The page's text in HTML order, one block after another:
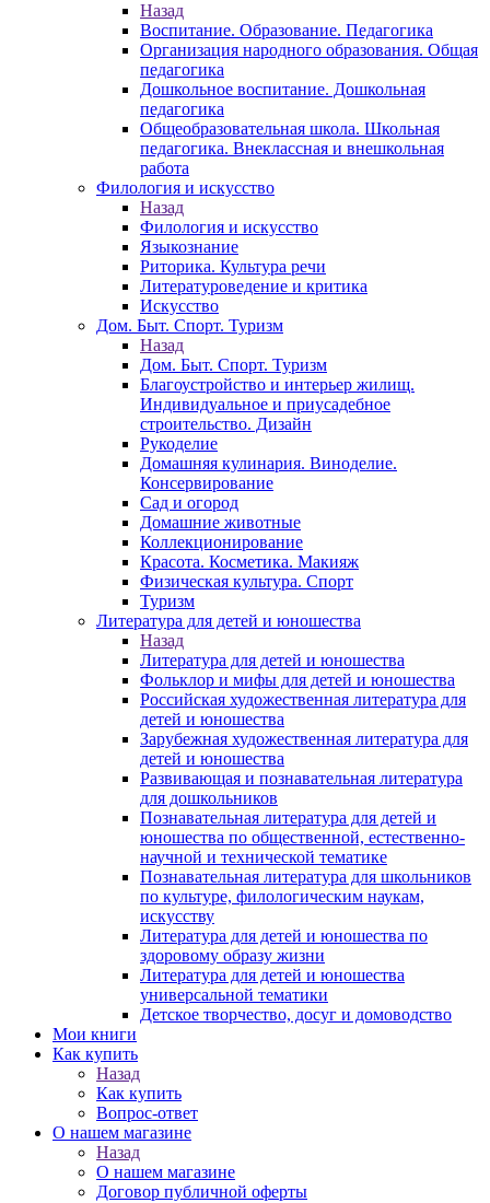
Назад
Воспитание. Образование. Педагогика
Организация народного образования. Общая
педагогика
Дошкольное воспитание. Дошкольная
педагогика
Общеобразовательная школа. Школьная
педагогика. Внеклассная и внешкольная
работа
Филология и искусство
Назад
Филология и искусство
Языкознание
Риторика. Культура речи
Литературоведение и критика
Искусство
Дом. Быт. Спорт. Туризм
Назад
Дом. Быт. Спорт. Туризм
Благоустройство и интерьер жилищ.
Индивидуальное и приусадебное
строительство. Дизайн
Рукоделие
Домашняя кулинария. Виноделие.
Консервирование
Сад и огород
Домашние животные
Коллекционирование
Красота. Косметика. Макияж
Физическая культура. Спорт
Туризм
Литература для детей и юношества
Назад
Литература для детей и юношества
Фольклор и мифы для детей и юношества
Российская художественная литература для
детей и юношества
Зарубежная художественная литература для
детей и юношества
Развивающая и познавательная литература
для дошкольников
Познавательная литература для детей и
юношества по общественной, естественно-
научной и технической тематике
Познавательная литература для школьников
по культуре, филологическим наукам,
искусству
Литература для детей и юношества по
здоровому образу жизни
Литература для детей и юношества
универсальной тематики
Детское творчество, досуг и домоводство
Мои книги
Как купить
Назад
Как купить
Вопрос-ответ
О нашем магазине
Назад
О нашем магазине
Договор публичной оферты